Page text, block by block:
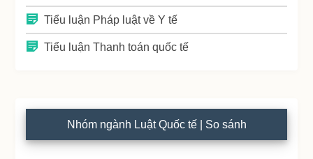
Tiểu luận Pháp luật về Y tế
Tiểu luận Thanh toán quốc tế
Nhóm ngành Luật Quốc tế | So sánh